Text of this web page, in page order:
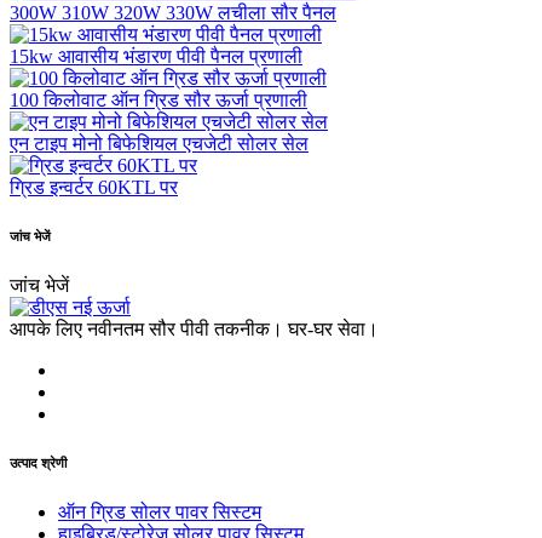
300W 310W 320W 330W लचीला सौर पैनल
15kw आवासीय भंडारण पीवी पैनल प्रणाली
100 किलोवाट ऑन ग्रिड सौर ऊर्जा प्रणाली
एन टाइप मोनो बिफेशियल एचजेटी सोलर सेल
ग्रिड इन्वर्टर 60KTL पर
जांच भेजें
जांच भेजें
आपके लिए नवीनतम सौर पीवी तकनीक। घर-घर सेवा।
उत्पाद श्रेणी
ऑन ग्रिड सोलर पावर सिस्टम
हाइब्रिड/स्टोरेज सोलर पावर सिस्टम